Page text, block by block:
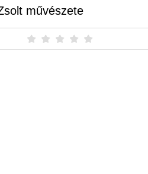
művészete